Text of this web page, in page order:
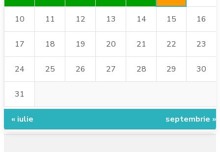
10 11 12 13 14 15 16
17 18 19 20 21 22 23
24 25 26 27 28 29 30
31
« iulie septembrie »